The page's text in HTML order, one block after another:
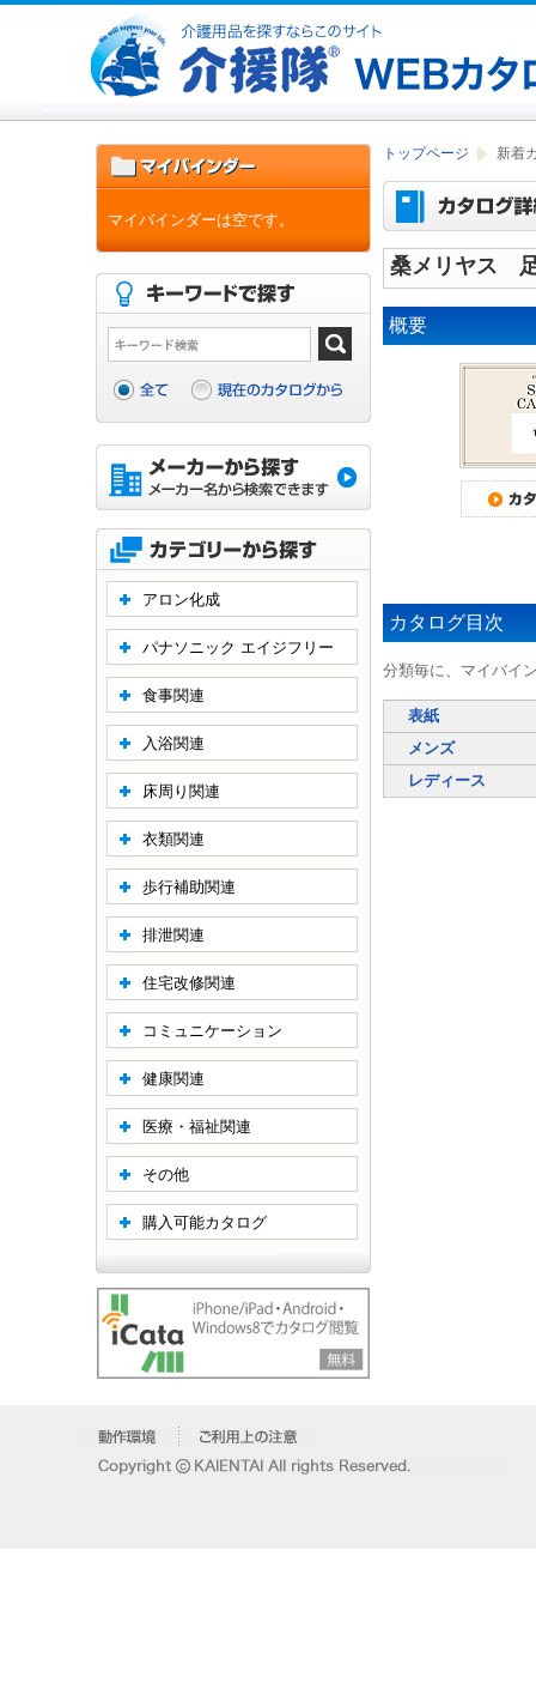
トップページ 新着
桑メリヤス
概要
カタログ目次
分類毎に、マイバイ
表紙
メンズ
レディース
マイバインダーは空です。
アロン化成
パナソニック エイジフリー
食事関連
入浴関連
床周り関連
衣類関連
歩行補助関連
排泄関連
住宅改修関連
コミュニケーション
健康関連
医療・福祉関連
その他
購入可能カタログ